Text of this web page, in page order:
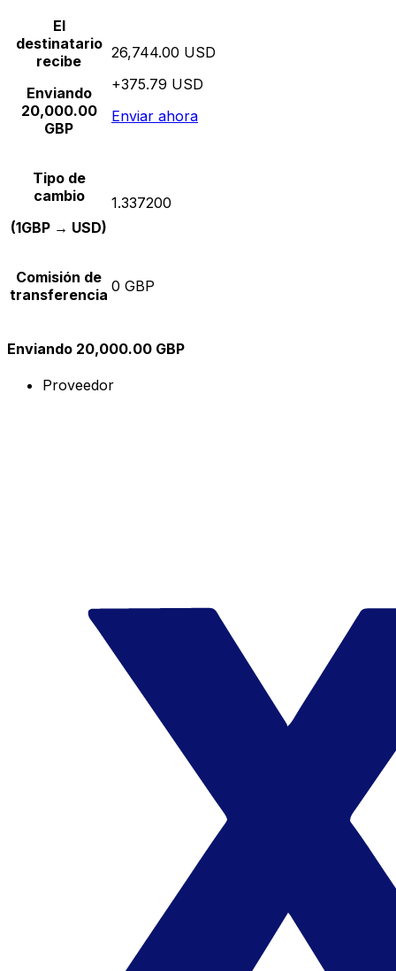
El
destinatario
recibe
Enviando
20,000.00
GBP
26,744.00 USD
+375.79 USD
Enviar ahora
Tipo de
cambio
(1GBP → USD)
1.337200
Comisión de
transferencia 0 GBP
Enviando 20,000.00 GBP
Proveedor